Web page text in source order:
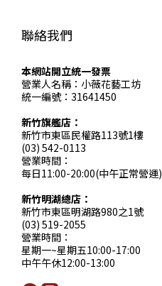
聯絡我們
本網站開立統一發票
營業人名稱：小薇花藝工坊
統一編號：31641450
新竹旗艦店：
新竹市東區民權路113號1樓
(03) 542-0113
營業時間：
每日11:00-20:00(中午正常營運)
新竹明湖總店：
新竹市東區明湖路980之1號
(03) 519-2055
營業時間：
星期一~星期五10:00-17:00
中午午休12:00-13:00